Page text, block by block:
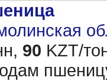
90 KZT/